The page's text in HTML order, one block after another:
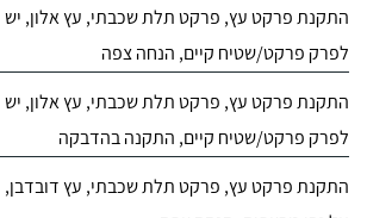
התקנת פרקט עץ, פרקט תלת שכבתי, עץ אלון, יש
לפרק פרקט/שטיח קיים, הנחה צפה
התקנת פרקט עץ, פרקט תלת שכבתי, עץ אלון, יש
לפרק פרקט/שטיח קיים, התקנה בהדבקה
התקנת פרקט עץ, פרקט תלת שכבתי, עץ דובדבן,